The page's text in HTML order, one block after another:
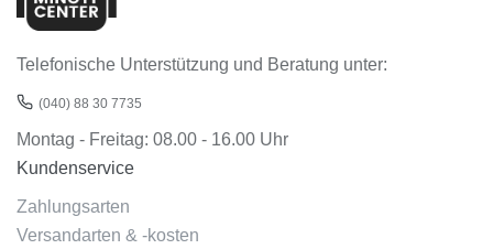
Telefonische Unterstützung und Beratung unter:
(040) 88 30 7735
Montag - Freitag: 08.00 - 16.00 Uhr
Kundenservice
Zahlungsarten
Versandarten & -kosten